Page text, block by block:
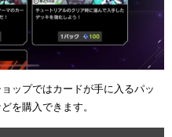
ップではカードが手に入るパッ
を購入できます。